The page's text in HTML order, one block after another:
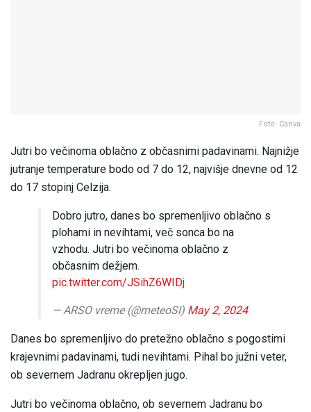
Foto: Canva
Jutri bo večinoma oblačno z občasnimi padavinami. Najnižje
jutranje temperature bodo od 7 do 12, najvišje dnevne od 12
do 17 stopinj Celzija.
Dobro jutro, danes bo spremenljivo oblačno s
plohami in nevihtami, več sonca bo na
vzhodu. Jutri bo večinoma oblačno z
občasnim dežjem.
pic.twitter.com/JSihZ6WIDj
— ARSO vreme (@meteoSI) May 2, 2024
Danes bo spremenljivo do pretežno oblačno s pogostimi
krajevnimi padavinami, tudi nevihtami. Pihal bo južni veter,
ob severnem Jadranu okrepljen jugo.
Jutri bo večinoma oblačno, ob severnem Jadranu bo